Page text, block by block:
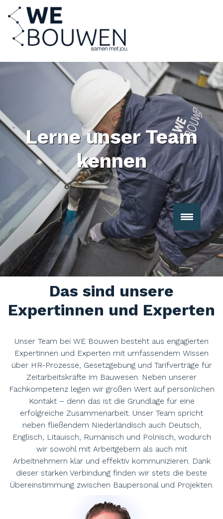
Lerne unser Team
kennen
Das sind unsere
Expertinnen und Experten
Unser Team bei WE Bouwen besteht aus engagierten
Expertinnen und Experten mit umfassendem Wissen
über HR-Prozesse, Gesetzgebung und Tarifverträge für
Zeitarbeitskräfte im Bauwesen. Neben unserer
Fachkompetenz legen wir großen Wert auf persönlichen
Kontakt – denn das ist die Grundlage für eine
erfolgreiche Zusammenarbeit. Unser Team spricht
neben fließendem Niederländisch auch Deutsch,
Englisch, Litauisch, Rumänisch und Polnisch, wodurch
wir sowohl mit Arbeitgebern als auch mit
Arbeitnehmern klar und effektiv kommunizieren. Dank
dieser starken Verbindung finden wir stets die beste
Übereinstimmung zwischen Baupersonal und Projekten.